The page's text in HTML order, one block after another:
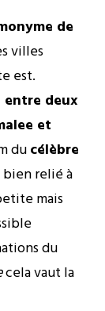
de
villes
est.
entre deux
et
ducélèbre
relié à
mais
du
cela vaut la